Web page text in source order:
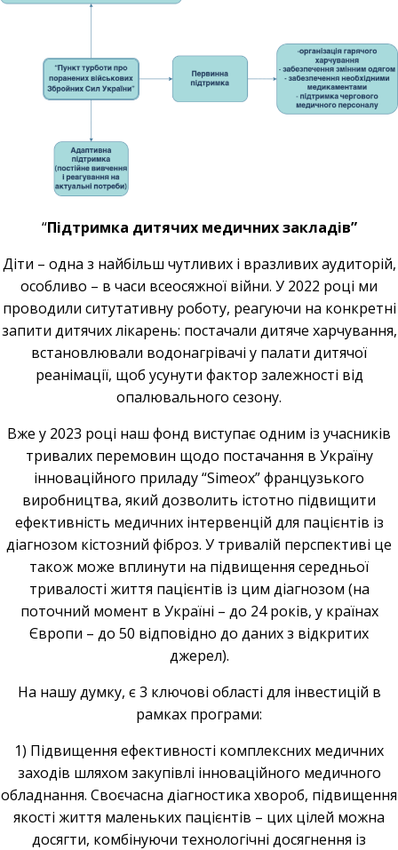
“Підтримка дитячих медичних закладів”
Діти – одна з найбільш чутливих і вразливих аудиторій,
особливо – в часи всеосяжної війни. У 2022 році ми
проводили ситутативну роботу, реагуючи на конкретні
запити дитячих лікарень: постачали дитяче харчування,
встановлювали водонагрівачі у палати дитячої
реанімації, щоб усунути фактор залежності від
опалювального сезону.
Вже у 2023 році наш фонд виступає одним із учасників
тривалих перемовин щодо постачання в Україну
інноваційного приладу “Simeox” французького
виробництва, який дозволить істотно підвищити
ефективність медичних інтервенцій для пацієнтів із
діагнозом кістозний фіброз. У тривалій перспективі це
також може вплинути на підвищення середньої
тривалості життя пацієнтів із цим діагнозом (на
поточний момент в Україні – до 24 років, у країнах
Європи – до 50 відповідно до даних з відкритих
джерел).
На нашу думку, є 3 ключові області для інвестицій в
рамках програми:
1) Підвищення ефективності комплексних медичних
заходів шляхом закупівлі інноваційного медичного
обладнання. Своєчасна діагностика хвороб, підвищення
якості життя маленьких пацієнтів – цих цілей можна
досягти, комбінуючи технологічні досягнення із